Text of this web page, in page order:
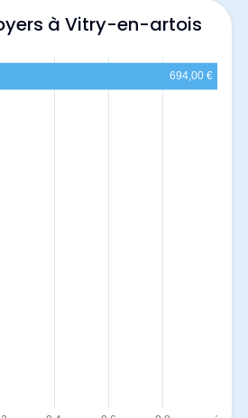
à Vitry-en-artois